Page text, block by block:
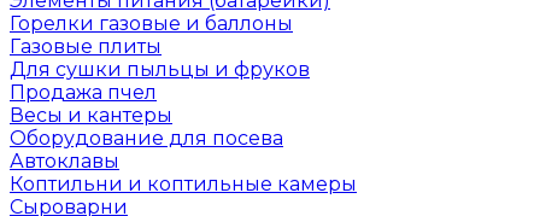
Горелки газовые и баллоны
Газовые плиты
Для сушки пыльцы и фруков
Продажа пчел
Весы и кантеры
Оборудование для посева
Автоклавы
Коптильни и коптильные камеры
Сыроварни